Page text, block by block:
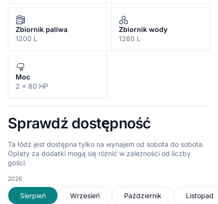
Zbiornik paliwa
1200 L
Zbiornik wody
1260 L
Moc
2 x 80 HP
Sprawdź dostępność
Ta łódź jest dostępna tylko na wynajem od sobota do sobota.
Opłaty za dodatki mogą się różnić w zależności od liczby
gości.
2026
Sierpień Wrzesień Październik Listopad